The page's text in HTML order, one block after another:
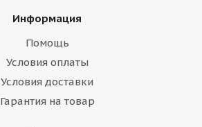
Информация
Помощь
Условия оплаты
Условия доставки
Гарантия на товар